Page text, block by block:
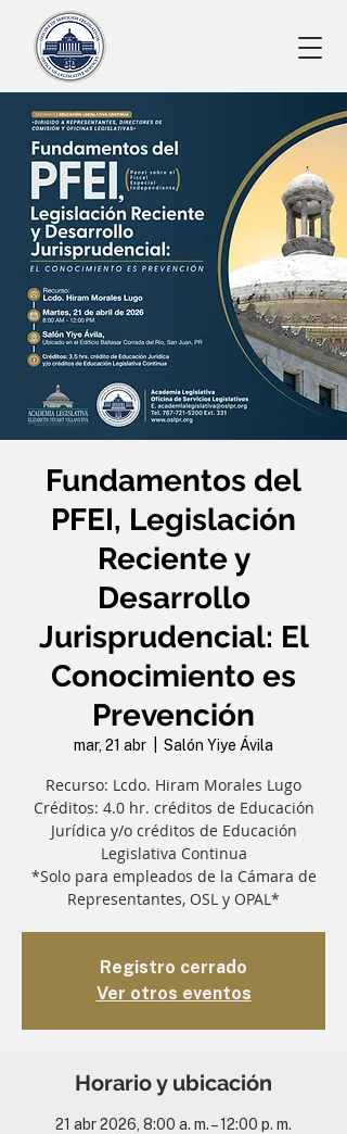
Fundamentos del
PFEI, Legislación
Reciente y
Desarrollo
Jurisprudencial: El
Conocimiento es
Prevención
mar, 21 abr Salón Yiye Ávila
Recurso: Lcdo. Hiram Morales Lugo
Créditos: 4.0 hr. créditos de Educación
Jurídica y/o créditos de Educación
Legislativa Continua
*Solo para empleados de la Cámara de
Representantes, OSL y OPAL*
Registro cerrado
Ver otros eventos
Horario y ubicación
21 abr 2026, 8:00 a. m. – 12:00 p. m.